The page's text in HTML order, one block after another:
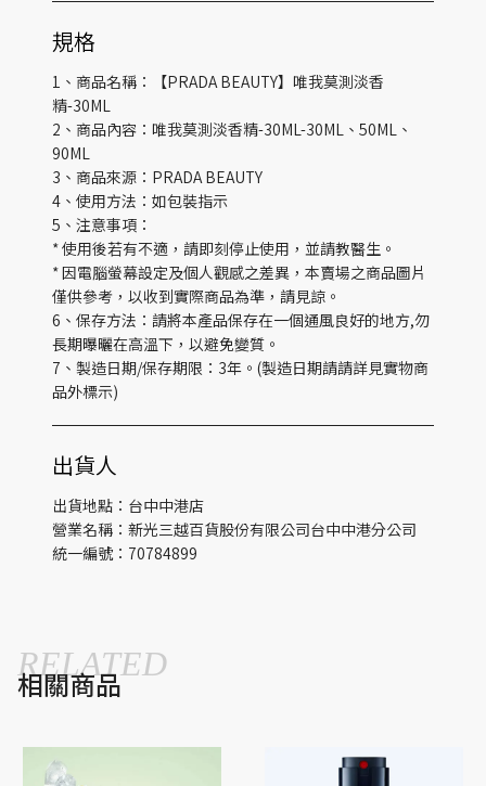
規格
1、商品名稱：【PRADA BEAUTY】唯我莫測淡香
精-30ML
2、商品內容：唯我莫測淡香精-30ML-30ML、50ML、
90ML
3、商品來源：PRADA BEAUTY
4、使用方法：如包裝指示
5、注意事項：
* 使用後若有不適，請即刻停止使用，並請教醫生。
* 因電腦螢幕設定及個人觀感之差異，本賣場之商品圖片
僅供參考，以收到實際商品為準，請見諒。
6、保存方法：請將本產品保存在一個通風良好的地方,勿
長期曝曬在高溫下，以避免變質。
7、製造日期/保存期限：3年。(製造日期請請詳見實物商
品外標示)
出貨人
出貨地點：台中中港店
營業名稱：新光三越百貨股份有限公司台中中港分公司
統一編號：70784899
相關商品
RELATED